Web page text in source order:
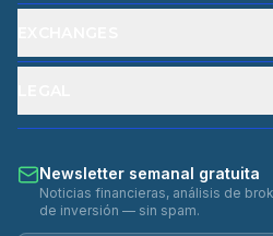
Newsletter semanal gratuita
Noticias financieras, análisis de
de inversión — sin spam.